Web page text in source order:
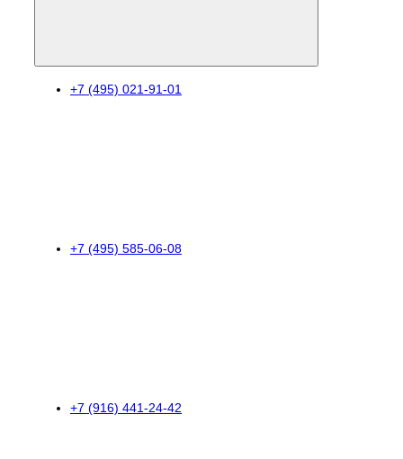
+7 (495) 021-91-01
+7 (495) 585-06-08
+7 (916) 441-24-42